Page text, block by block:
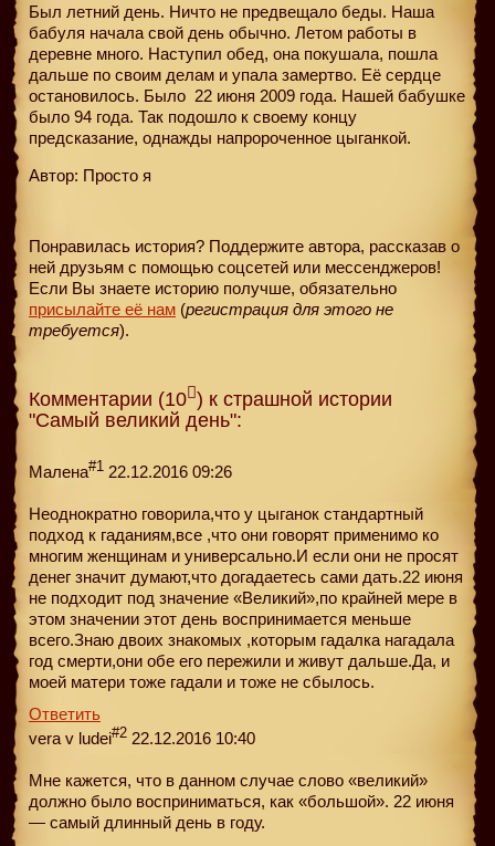
Был летний день. Ничто не предвещало беды. Наша
бабуля начала свой день обычно. Летом работы в
деревне много. Наступил обед, она покушала, пошла
дальше по своим делам и упала замертво. Её сердце
остановилось. Было 22 июня 2009 года. Нашей бабушке
было 94 года. Так подошло к своему концу
предсказание, однажды напророченное цыганкой.
Автор: Просто я
Понравилась история? Поддержите автора, рассказав о
ней друзьям с помощью соцсетей или мессенджеров!
Если Вы знаете историю получше, обязательно
присылайте её нам (регистрация для этого не
требуется).
Комментарии (10 ) к страшной истории
"Самый великий день":
Малена#1 22.12.2016 09:26
Неоднократно говорила,что у цыганок стандартный
подход к гаданиям,все ,что они говорят применимо ко
многим женщинам и универсально.И если они не просят
денег значит думают,что догадаетесь сами дать.22 июня
не подходит под значение «Великий»,по крайней мере в
этом значении этот день воспринимается меньше
всего.Знаю двоих знакомых ,которым гадалка нагадала
год смерти,они обе его пережили и живут дальше.Да, и
моей матери тоже гадали и тоже не сбылось.
Ответить
vera v ludei#2 22.12.2016 10:40
Мне кажется, что в данном случае слово «великий»
должно было восприниматься, как «большой». 22 июня
— самый длинный день в году.